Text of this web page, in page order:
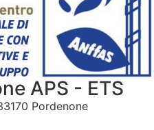
APS - ETS
Pordenone